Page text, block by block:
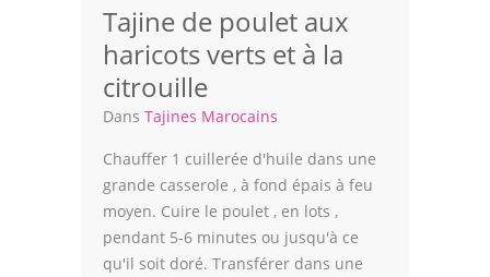
Tajine de poulet aux
haricots verts et à la
citrouille
Dans Tajines Marocains
Chauffer 1 cuillerée d'huile dans une
grande casserole , à fond épais à feu
moyen. Cuire le poulet , en lots ,
pendant 5-6 minutes ou jusqu'à ce
qu'il soit doré. Transférer dans une